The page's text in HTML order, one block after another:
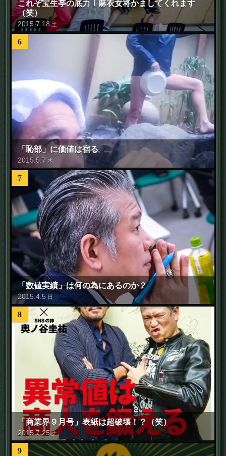
これぞ宝生亭の底力！麻衣女将かましてくれます
（笑）
2015.7. 18 土
6
「恥部」に価値は宿る
2015 5 .7 木
7
「数値実績」は何の為にあるのか？
2015 .4 .5 日
8
「商業界９月号」表紙は超破壊！？（笑）
2015.7.25 土
9